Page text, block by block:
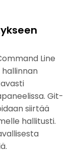
Line
Git-
siirtää
hallitusti.